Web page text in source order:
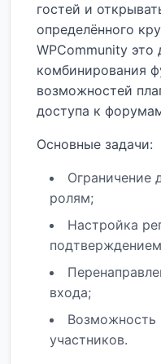
гостей и
определённого
WPCommunity это
комбинирования
возможностей
доступа к
Основные задачи:
Ограничение
ролям;
Настройка
входа;
участников.